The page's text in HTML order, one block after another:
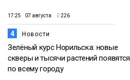
17:25 07 августа 226
4 Новости
Зелёный курс Норильска: новые
скверы и тысячи растений появятся
по всему городу